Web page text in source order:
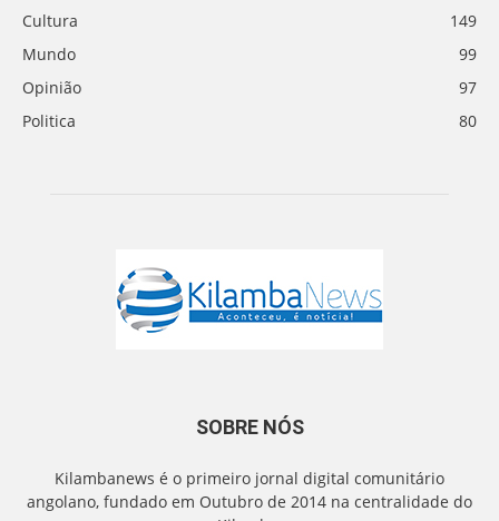
Cultura
149
Mundo
99
Opinião
97
Politica
80
SOBRE NÓS
Kilambanews é o primeiro jornal digital comunitário
angolano, fundado em Outubro de 2014 na centralidade do